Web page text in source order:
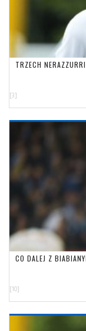
TRZECH
[3]
CO DALEJ Z
[10]